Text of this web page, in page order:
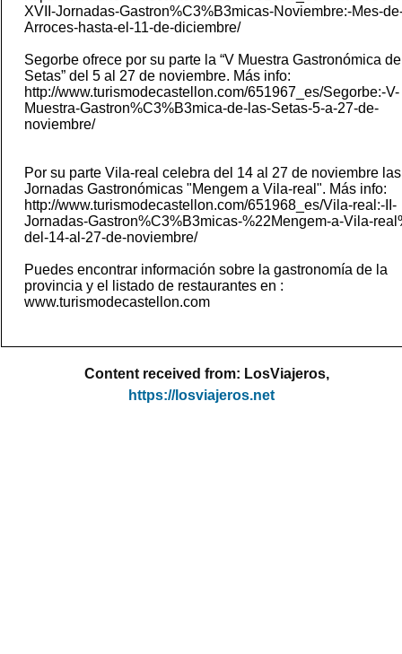
XVII-Jornadas-Gastron%C3%B3micas-Noviembre:-Mes-
Arroces-hasta-el-11-de-diciembre/
Segorbe ofrece por su parte la “V Muestra Gastronómica
Setas” del 5 al 27 de noviembre. Más info:
http://www.turismodecastellon.com/651967_es/Segorbe:-V-
Muestra-Gastron%C3%B3mica-de-las-Setas-5-a-27-de-
noviembre/
Por su parte Vila-real celebra del 14 al 27 de noviembre las
Jornadas Gastronómicas "Mengem a Vila-real". Más info:
http://www.turismodecastellon.com/651968_es/Vila-real:-II-
Jornadas-Gastron%C3%B3micas-%22Mengem-a-Vila-
del-14-al-27-de-noviembre/
Puedes encontrar información sobre la gastronomía de la
provincia y el listado de restaurantes en :
www.turismodecastellon.com
Content received from: LosViajeros,
https://losviajeros.net